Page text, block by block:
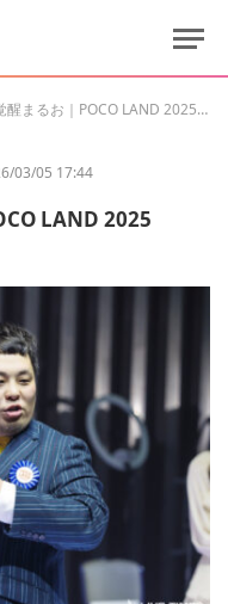
｜POCO LAND 2025 Crystal モダンルール1位
03/05 17:44
LAND 2025